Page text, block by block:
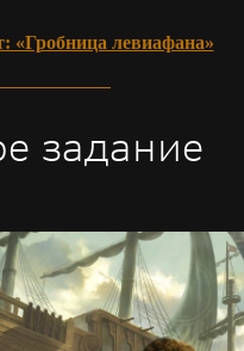
«Гробница левиафана»
задание